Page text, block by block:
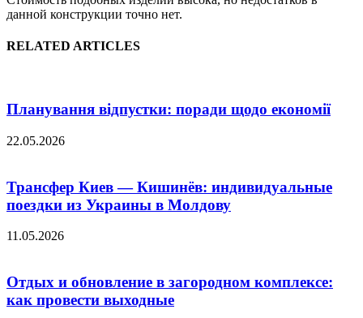
данной конструкции точно нет.
RELATED ARTICLES
Планування відпустки: поради щодо економії
22.05.2026
Трансфер Киев — Кишинёв: индивидуальные
поездки из Украины в Молдову
11.05.2026
Отдых и обновление в загородном комплексе:
как провести выходные